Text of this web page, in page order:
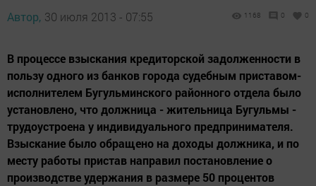
Автор, 30 июля 2013 - 07:55 1168 0 0
В процессе взыскания кредиторской задолженности в
пользу одного из банков города судебным приставом-
исполнителем Бугульминского районного отдела было
установлено, что должница - жительница Бугульмы -
трудоустроена у индивидуального предпринимателя.
Взыскание было обращено на доходы должника, и по
месту работы пристав направил постановление о
производстве удержания в размере 50 процентов